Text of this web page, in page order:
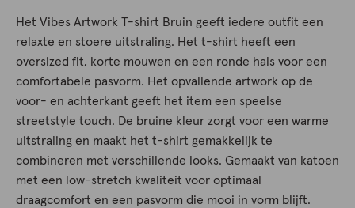
Het Vibes Artwork T-shirt Bruin geeft iedere outfit een
relaxte en stoere uitstraling. Het t-shirt heeft een
oversized fit, korte mouwen en een ronde hals voor een
comfortabele pasvorm. Het opvallende artwork op de
voor- en achterkant geeft het item een speelse
streetstyle touch. De bruine kleur zorgt voor een warme
uitstraling en maakt het t-shirt gemakkelijk te
combineren met verschillende looks. Gemaakt van katoen
met een low-stretch kwaliteit voor optimaal
draagcomfort en een pasvorm die mooi in vorm blijft.